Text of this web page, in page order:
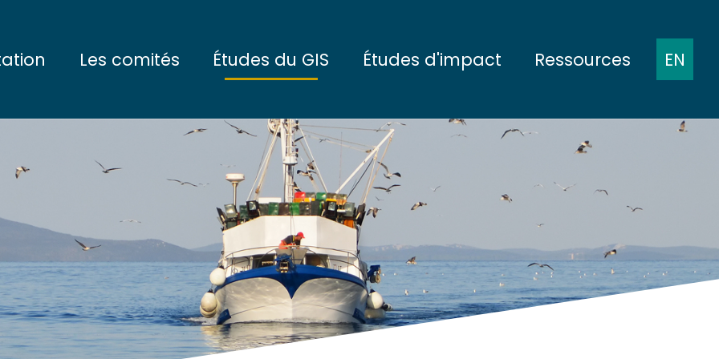
Les comités
Le Conseil Scientifique
Études du GIS
Les communautés du fond
Les communautés de pleine mer
La mégafaune marine
L'écosystème marin
Les enjeux socio-économiques
Les projets interdisciplinaires
Études d'impact
État de référence
Pendant la construction
En cours d'exploitation
Ressources
réunions
Présentations à des
scientifiques
Rapports
EN